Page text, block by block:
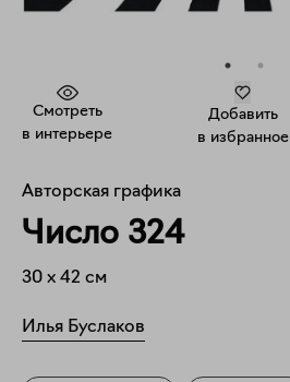
Смотреть
в интерьере
Добавить
в избранное
Авторская графика
Число 324
30 x 42 см
Илья Буслаков